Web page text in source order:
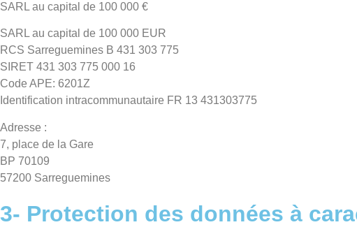
SARL au capital de 100 000 €
SARL au capital de 100 000 EUR
RCS Sarreguemines B 431 303 775
SIRET 431 303 775 000 16
Code APE: 6201Z
Identification intracommunautaire FR 13 431303775
Adresse :
7, place de la Gare
BP 70109
57200 Sarreguemines
3- Protection des données à